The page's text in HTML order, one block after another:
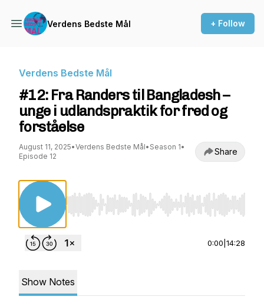
Verdens Bedste Mål + Follow
Verdens Bedste Mål
#12: Fra Randers til Bangladesh –
unge i udlandspraktik for fred og
forståelse
August 11, 2025•Verdens Bedste Mål• Season 1•
Episode 12
Share
Use Left/Right to seek, Home/End to jump to
0:00 14:28
Show Notes